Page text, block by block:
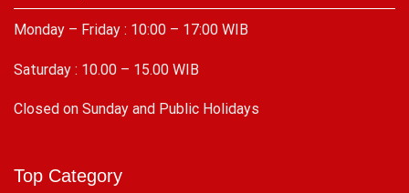
Monday – Friday : 10:00 – 17:00 WIB
Saturday : 10.00 – 15.00 WIB
Closed on Sunday and Public Holidays
Top Category